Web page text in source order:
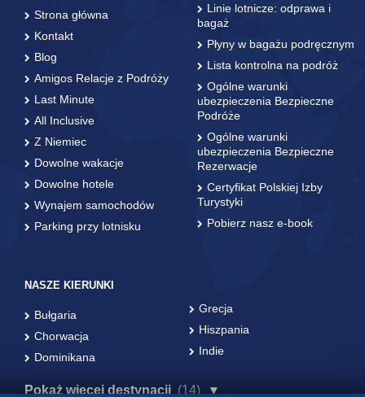
Strona główna
Kontakt
Blog
Amigos Relacje z Podróży
Last Minute
All Inclusive
Z Niemiec
Dowolne wakacje
Dowolne hotele
Wynajem samochodów
Parking przy lotnisku
Linie lotnicze: odprawa i
bagaż
Płyny w bagażu podręcznym
Lista kontrolna na podróż
Ogólne warunki
ubezpieczenia Bezpieczne
Podróże
Ogólne warunki
ubezpieczenia Bezpieczne
Rezerwacje
Certyfikat Polskiej Izby
Turystyki
Pobierz nasz e-book
NASZE KIERUNKI
Bułgaria
Chorwacja
Dominikana
Grecja
Hiszpania
Indie
Pokaż więcej destynacji (14)